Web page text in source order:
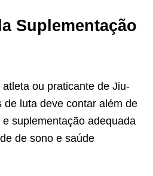
Suplementação
ou praticante de Jiu-
de luta deve contar além de
suplementação adequada
de sono e saúde